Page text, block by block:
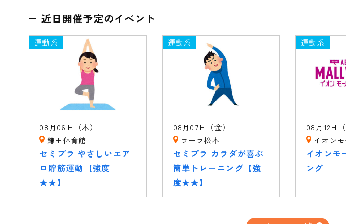
近日開催予定のイベント
運動系
08月06日（木）
鎌田体育館
セミプラ やさしいエア
ロ貯筋運動【強度
★★】
運動系
08月07日（金）
ラーラ松本
セミプラ カラダが喜ぶ
簡単トレーニング【強
度★★】
運動系
08月12日（
イオン
イオンモ
ング